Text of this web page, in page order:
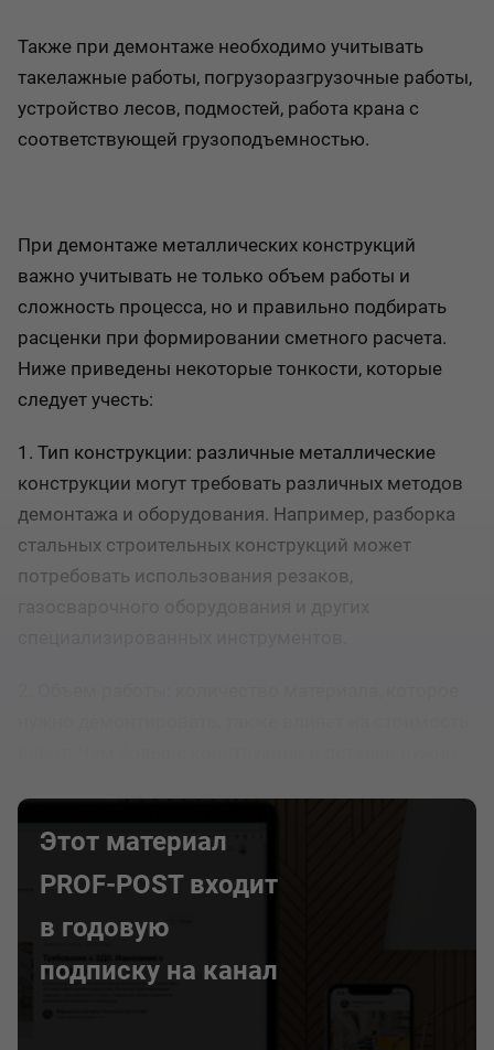
Также при демонтаже необходимо учитывать
такелажные работы, погрузоразгрузочные работы,
устройство лесов, подмостей, работа крана с
соответствующей грузоподъемностью.
При демонтаже металлических конструкций
важно учитывать не только объем работы и
сложность процесса, но и правильно подбирать
расценки при формировании сметного расчета.
Ниже приведены некоторые тонкости, которые
следует учесть:
1. Тип конструкции: различные металлические
конструкции могут требовать различных методов
демонтажа и оборудования. Например, разборка
стальных строительных конструкций может
потребовать использования резаков,
Этот материал
PROF-POST входит
в годовую
подписку на канал